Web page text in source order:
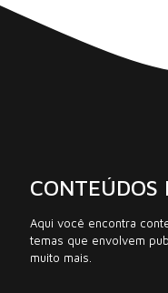
CONTEÚDOS
Aqui você encontra
temas que envolvem
muito mais.